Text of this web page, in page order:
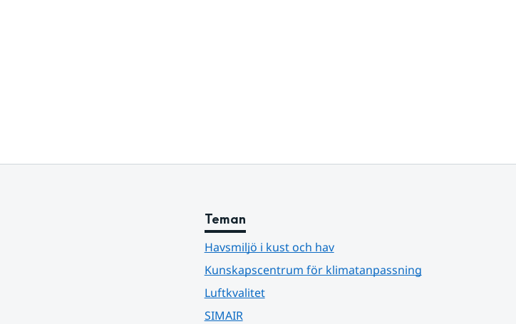
Teman
Havsmiljö i kust och hav
Kunskapscentrum för klimatanpassning
Luftkvalitet
SIMAIR